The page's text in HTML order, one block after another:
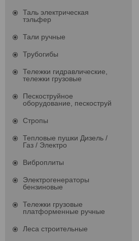
Таль электрическая
тэльфер
Тали ручные
Трубогибы
Тележки гидравлические,
тележки грузовые
Пескоструйное
оборудование, пескоструй
Стропы
Тепловые пушки Дизель /
Газ / Электро
Виброплиты
Электрогенераторы
бензиновые
Тележки грузовые
платформенные ручные
Леса строительные